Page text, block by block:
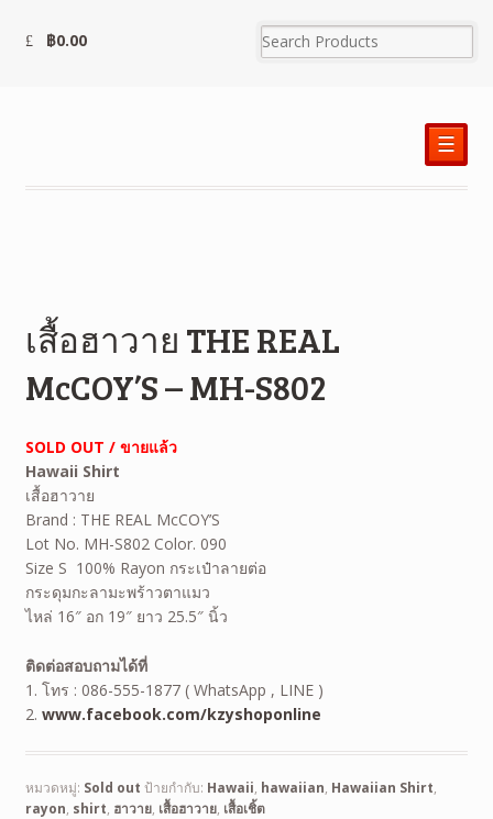
฿0.00
☰
เสื้อฮาวาย THE REAL
McCOY’S – MH-S802
SOLD OUT / ขายแล้ว
Hawaii Shirt
เสื้อฮาวาย
Brand : THE REAL McCOY’S
Lot No. MH-S802 Color. 090
Size S 100% Rayon กระเป๋าลายต่อ
กระดุมกะลามะพร้าวตาแมว
ไหล่ 16″ อก 19″ ยาว 25.5″ นิ้ว
ติดต่อสอบถามได้ที่
1. โทร : 086-555-1877 ( WhatsApp , LINE )
2. www.facebook.com/kzyshoponline
หมวดหมู่: Sold out ป้ายกำกับ: Hawaii, hawaiian, Hawaiian Shirt,
rayon, shirt, ฮาวาย, เสื้อฮาวาย, เสื้อเชิ้ต